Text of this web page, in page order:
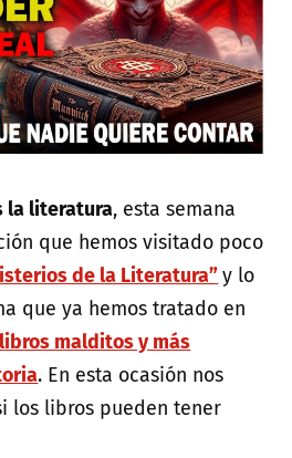
la literatura, esta semana
que hemos visitado poco
de la Literatura”y lo
que ya hemos tratado en
malditos y más
. En esta ocasión nos
los libros pueden tener